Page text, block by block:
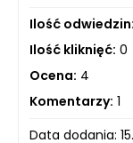
Ilość odwiedzin:
Ilość kliknięć: 0
Ocena: 4
Komentarzy: 1
Data dodania: